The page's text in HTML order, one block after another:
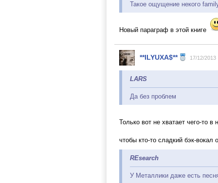
Такое ощущение некого
Новый параграф в этой книге
**ILYUXA$** 17/12/2013
LARS
Да без проблем
Только вот не хватает чего-то
чтобы кто-то сладкий бэк-вокал
REsearch
У Металлики даже есть